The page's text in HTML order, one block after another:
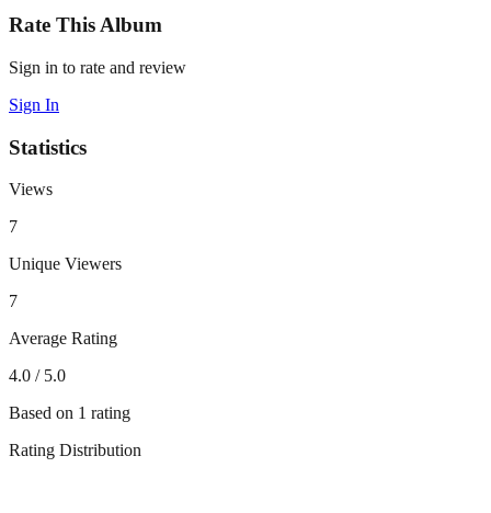
Rate This Album
Sign in to rate and review
Sign In
Statistics
Views
7
Unique Viewers
7
Average Rating
4.0 / 5.0
Based on 1 rating
Rating Distribution